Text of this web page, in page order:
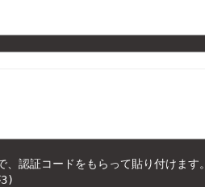
、認証コードをもらって貼り付けます。
3)